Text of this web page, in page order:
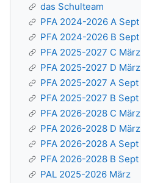
das Schulteam
PFA 2024-2026 A Sept
PFA 2024-2026 B Sept
PFA 2025-2027 C März
PFA 2025-2027 D März
PFA 2025-2027 A Sept
PFA 2025-2027 B Sept
PFA 2026-2028 C März
PFA 2026-2028 D März
PFA 2026-2028 A Sept
PFA 2026-2028 B Sept
PAL 2025-2026 März